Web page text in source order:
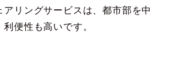
アリングサービスは、都市部を中
便性も高いです。